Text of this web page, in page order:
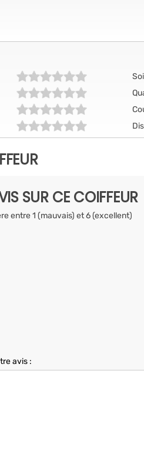
SUR CE COIFFEUR
entre 1 (mauvais) et 6 (excellent)
avis :